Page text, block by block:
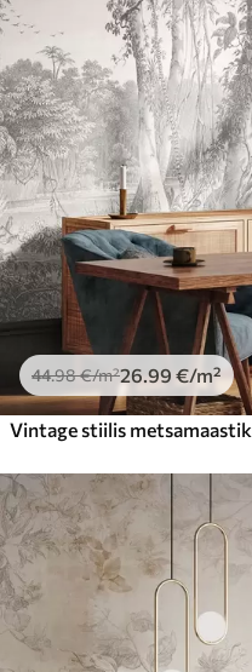
44.98€/m²26.99 €/m²
Vintage stiilis metsamaastik